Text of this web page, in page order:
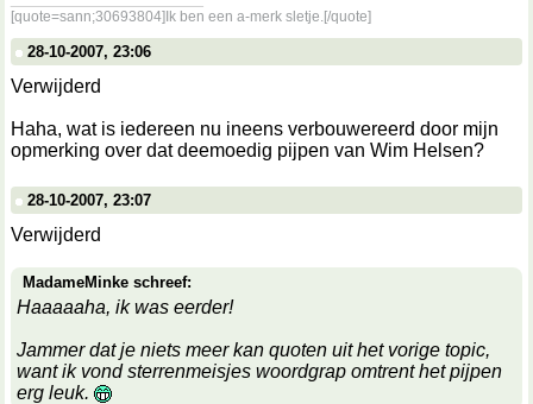
[quote=sann;30693804]Ik ben een a-merk sletje.[/quote]
28-10-2007, 23:06
Verwijderd
Haha, wat is iedereen nu ineens verbouwereerd door mijn
opmerking over dat deemoedig pijpen van Wim Helsen?
28-10-2007, 23:07
Verwijderd
MadameMinke schreef:
Haaaaaha, ik was eerder!
Jammer dat je niets meer kan quoten uit het vorige topic,
want ik vond sterrenmeisjes woordgrap omtrent het pijpen
erg leuk.